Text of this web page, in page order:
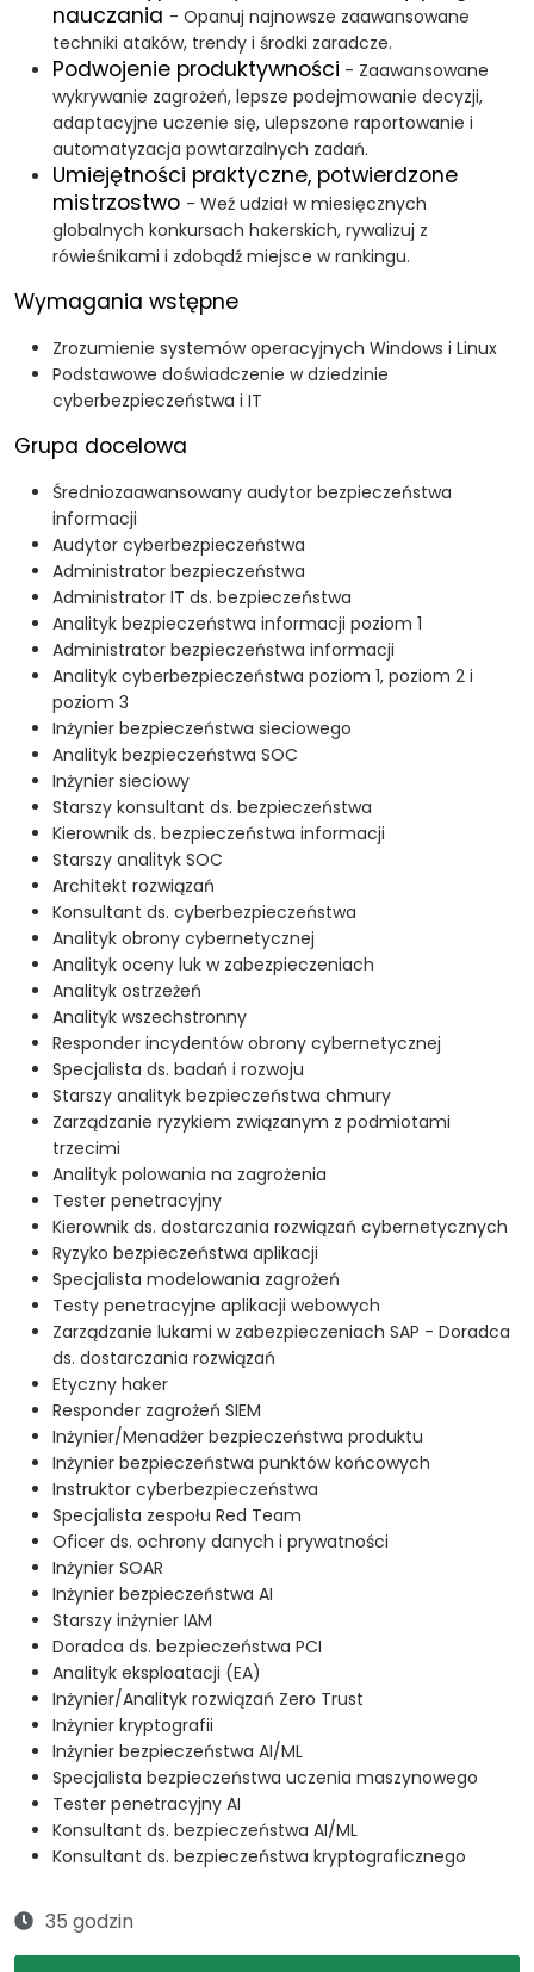
nauczania - Opanuj najnowsze zaawansowane
techniki ataków, trendy i środki zaradcze.
Podwojenie produktywności - Zaawansowane
wykrywanie zagrożeń, lepsze podejmowanie decyzji,
adaptacyjne uczenie się, ulepszone raportowanie i
automatyzacja powtarzalnych zadań.
Umiejętności praktyczne, potwierdzone
mistrzostwo - Weź udział w miesięcznych
globalnych konkursach hakerskich, rywalizuj z
rówieśnikami i zdobądź miejsce w rankingu.
Wymagania wstępne
Zrozumienie systemów operacyjnych Windows i Linux
Podstawowe doświadczenie w dziedzinie
cyberbezpieczeństwa i IT
Grupa docelowa
Średniozaawansowany audytor bezpieczeństwa
informacji
Audytor cyberbezpieczeństwa
Administrator bezpieczeństwa
Administrator IT ds. bezpieczeństwa
Analityk bezpieczeństwa informacji poziom 1
Administrator bezpieczeństwa informacji
Analityk cyberbezpieczeństwa poziom 1, poziom 2 i
poziom 3
Inżynier bezpieczeństwa sieciowego
Analityk bezpieczeństwa SOC
Inżynier sieciowy
Starszy konsultant ds. bezpieczeństwa
Kierownik ds. bezpieczeństwa informacji
Starszy analityk SOC
Architekt rozwiązań
Konsultant ds. cyberbezpieczeństwa
Analityk obrony cybernetycznej
Analityk oceny luk w zabezpieczeniach
Analityk ostrzeżeń
Analityk wszechstronny
Responder incydentów obrony cybernetycznej
Specjalista ds. badań i rozwoju
Starszy analityk bezpieczeństwa chmury
Zarządzanie ryzykiem związanym z podmiotami
trzecimi
Analityk polowania na zagrożenia
Tester penetracyjny
Kierownik ds. dostarczania rozwiązań cybernetycznych
Ryzyko bezpieczeństwa aplikacji
Specjalista modelowania zagrożeń
Testy penetracyjne aplikacji webowych
Zarządzanie lukami w zabezpieczeniach SAP - Doradca
ds. dostarczania rozwiązań
Etyczny haker
Responder zagrożeń SIEM
Inżynier/Menadżer bezpieczeństwa produktu
Inżynier bezpieczeństwa punktów końcowych
Instruktor cyberbezpieczeństwa
Specjalista zespołu Red Team
Oficer ds. ochrony danych i prywatności
Inżynier SOAR
Inżynier bezpieczeństwa AI
Starszy inżynier IAM
Doradca ds. bezpieczeństwa PCI
Analityk eksploatacji (EA)
Inżynier/Analityk rozwiązań Zero Trust
Inżynier kryptografii
Inżynier bezpieczeństwa AI/ML
Specjalista bezpieczeństwa uczenia maszynowego
Tester penetracyjny AI
Konsultant ds. bezpieczeństwa AI/ML
Konsultant ds. bezpieczeństwa kryptograficznego
35 godzin